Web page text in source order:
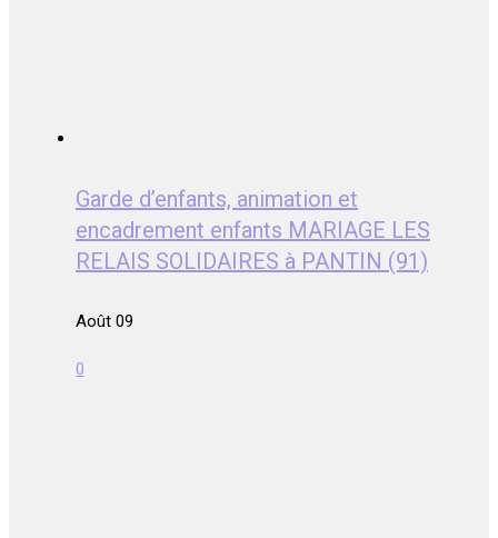
Garde d’enfants, animation et
encadrement enfants MARIAGE LES
RELAIS SOLIDAIRES à PANTIN (91)
Août 09
0